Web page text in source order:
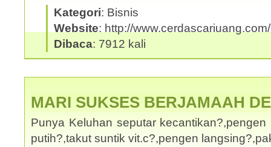
Kategori: Bisnis
Website: http://
Dibaca: 7912 kali
MARI SUKSES BERJAMAAH
Punya Keluhan seputar
putih?,takut suntik vit.c?,pengen